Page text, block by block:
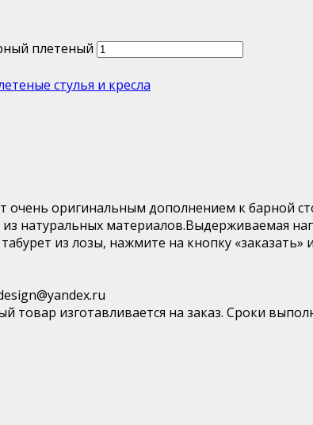
плетеный
стулья и кресла
очень оригинальным дополнением к барной
натуральных материалов.Выдерживаемая
из лозы, нажмите на кнопку «заказать»
изготавливается на заказ. Сроки